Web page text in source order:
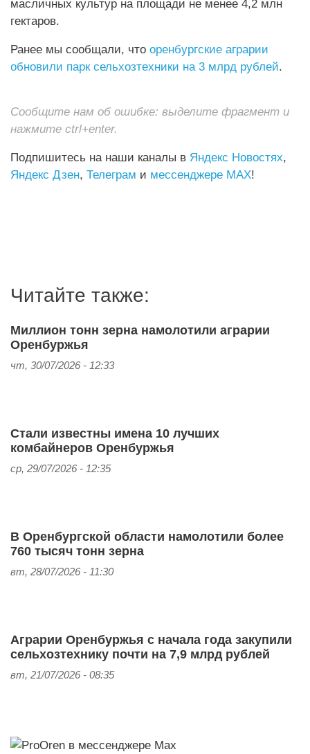
масличных культур на площади не менее 4,2 млн
гектаров.
Ранее мы сообщали, что оренбургские аграрии
обновили парк сельхозтехники на 3 млрд рублей.
Сообщите нам об ошибке: выделите фрагмент и
нажмите ctrl+enter.
Подпишитесь на наши каналы в Яндекс Новостях,
Яндекс Дзен, Телеграм и мессенджере MAX!
Читайте также:
Миллион тонн зерна намолотили аграрии
Оренбуржья
чт, 30/07/2026 - 12:33
Стали известны имена 10 лучших
комбайнеров Оренбуржья
ср, 29/07/2026 - 12:35
В Оренбургской области намолотили более
760 тысяч тонн зерна
вт, 28/07/2026 - 11:30
Аграрии Оренбуржья с начала года закупили
сельхозтехнику почти на 7,9 млрд рублей
вт, 21/07/2026 - 08:35